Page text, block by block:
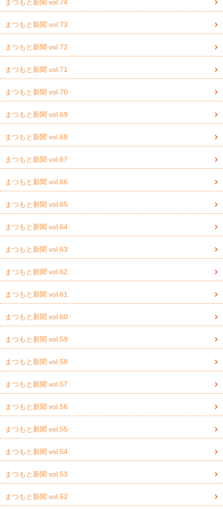
まつもと新聞 vol.74
まつもと新聞 vol.73
まつもと新聞 vol.72
まつもと新聞 vol.71
まつもと新聞 vol.70
まつもと新聞 vol.69
まつもと新聞 vol.68
まつもと新聞 vol.67
まつもと新聞 vol.66
まつもと新聞 vol.65
まつもと新聞 vol.64
まつもと新聞 vol.63
まつもと新聞 vol.62
まつもと新聞 vol.61
まつもと新聞 vol.60
まつもと新聞 vol.59
まつもと新聞 vol.58
まつもと新聞 vol.57
まつもと新聞 vol.56
まつもと新聞 vol.55
まつもと新聞 vol.54
まつもと新聞 vol.53
まつもと新聞 vol.52